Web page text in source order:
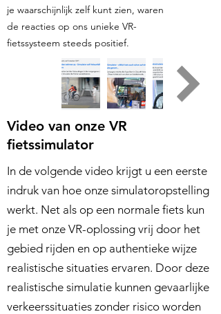
je waarschijnlijk zelf kunt zien, waren
de reacties op ons unieke VR-
fietssysteem steeds positief.
Video van onze VR
fietssimulator
In de volgende video krijgt u een eerste
indruk van hoe onze simulatoropstelling
werkt. Net als op een normale fiets kun
je met onze VR-oplossing vrij door het
gebied rijden en op authentieke wijze
realistische situaties ervaren. Door deze
realistische simulatie kunnen gevaarlijke
verkeerssituaties zonder risico worden